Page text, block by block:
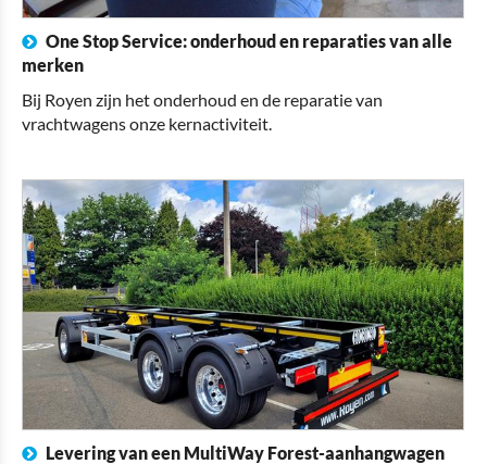
One Stop Service: onderhoud en reparaties van alle
merken
Bij Royen zijn het onderhoud en de reparatie van
vrachtwagens onze kernactiviteit.
Levering van een MultiWay Forest-aanhangwagen